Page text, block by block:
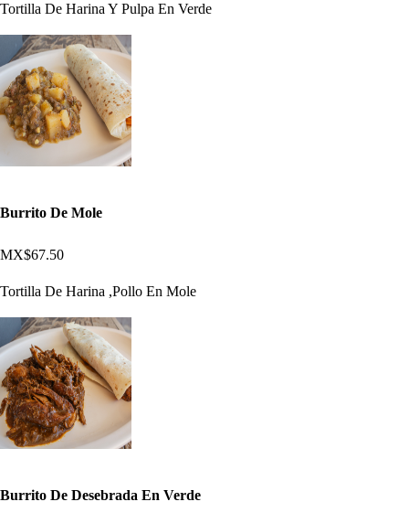
Tortilla De Harina Y Pulpa En Verde
Burrito De Mole
MX$67.50
Tortilla De Harina ,Pollo En Mole
Burrito De Desebrada En Verde